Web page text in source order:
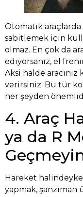
Otomatik araçlarda
sabitlemek için
olmaz. En çok da
ediyorsanız, el
Aksi halde
verirsiniz. Bu tür
her şeyden
4. Araç
ya da R
Hareket
yapmak, şanzıman